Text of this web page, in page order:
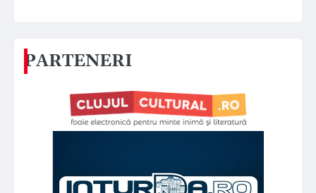
PARTENERI